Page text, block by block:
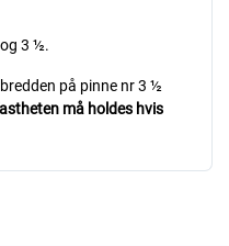
3 ½.
på pinne nr 3 ½
må holdes hvis